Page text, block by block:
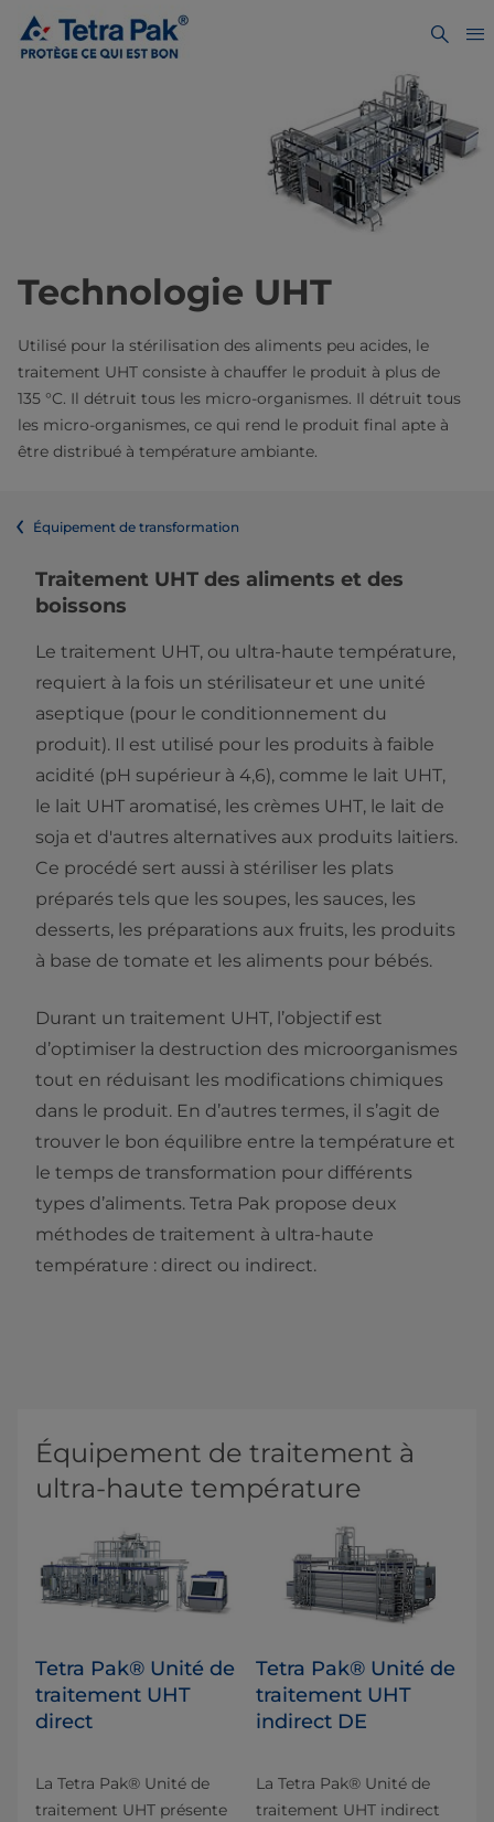
Technologie UHT
Utilisé pour la stérilisation des aliments peu acides, le
traitement UHT consiste à chauffer le produit à plus de
135 °C. Il détruit tous les micro-organismes. Il détruit tous
les micro-organismes, ce qui rend le produit final apte à
être distribué à température ambiante.
Équipement de transformation
Traitement UHT des aliments et des
boissons
Le traitement UHT, ou ultra-haute température,
requiert à la fois un stérilisateur et une unité
aseptique (pour le conditionnement du
produit). Il est utilisé pour les produits à faible
acidité (pH supérieur à 4,6), comme le lait UHT,
le lait UHT aromatisé, les crèmes UHT, le lait de
soja et d'autres alternatives aux produits laitiers.
Ce procédé sert aussi à stériliser les plats
préparés tels que les soupes, les sauces, les
desserts, les préparations aux fruits, les produits
à base de tomate et les aliments pour bébés.
Durant un traitement UHT, l’objectif est
d’optimiser la destruction des microorganismes
tout en réduisant les modifications chimiques
dans le produit. En d’autres termes, il s’agit de
trouver le bon équilibre entre la température et
le temps de transformation pour différents
types d’aliments. Tetra Pak propose deux
méthodes de traitement à ultra-haute
température : direct ou indirect.
Équipement de traitement à
ultra-haute température
Tetra Pak® Unité de
traitement UHT
direct
La Tetra Pak® Unité de
traitement UHT présente
Tetra Pak® Unité de
traitement UHT
indirect DE
La Tetra Pak® Unité de
traitement UHT indirect